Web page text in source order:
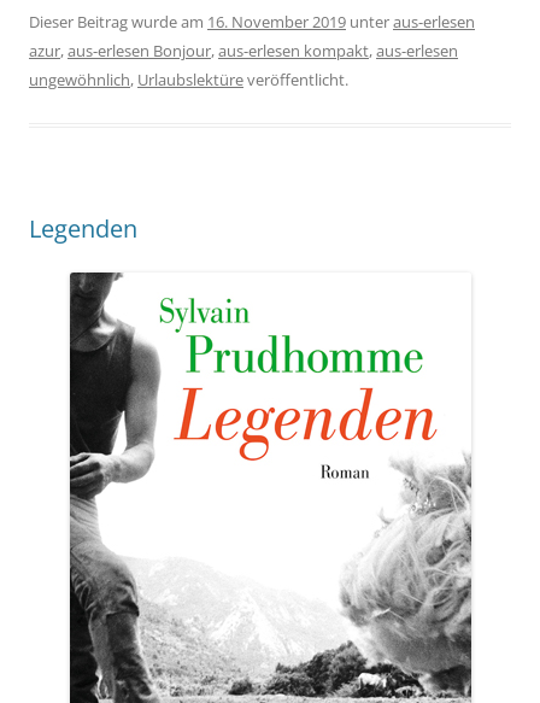
Dieser Beitrag wurde am 16. November 2019 unteraus-erlesen
azur,aus-erlesen Bonjour,aus-erlesen kompakt,aus-erlesen
ungewöhnlich, Urlaubslektüreveröffentlicht.
Legenden